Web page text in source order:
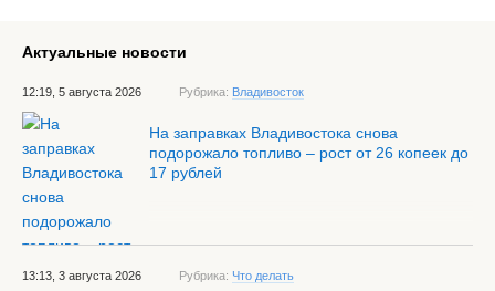
Актуальные новости
12:19, 5 августа 2026 Рубрика: Владивосток
На заправках Владивостока снова
подорожало топливо – рост от 26 копеек до
17 рублей
13:13, 3 августа 2026 Рубрика: Что делать